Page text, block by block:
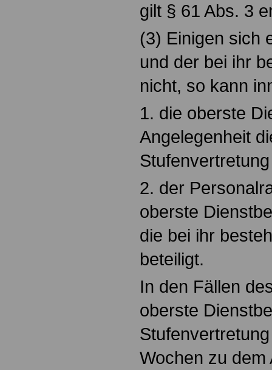
gilt § 61 Abs. 3
(3) Einigen sich
und der bei ihr
nicht, so kann
1. die oberste
Angelegenheit
2. der
oberste
die bei ihr
beteiligt.
In den Fällen
oberste
Wochen zu